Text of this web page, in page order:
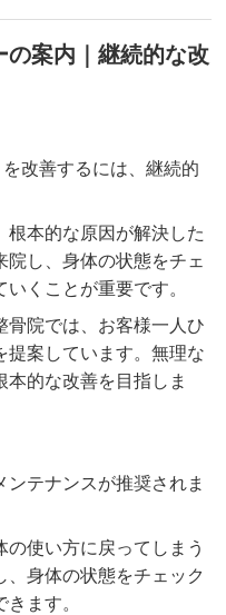
の案内｜継続的な改
改善するには、継続的
根本的な原因が解決した
し、身体の状態をチェ
くことが重要です。
骨院では、お客様一人ひ
提案しています。無理な
本的な改善を目指しま
テナンスが推奨されま
の使い方に戻ってしまう
、身体の状態をチェック
ます。